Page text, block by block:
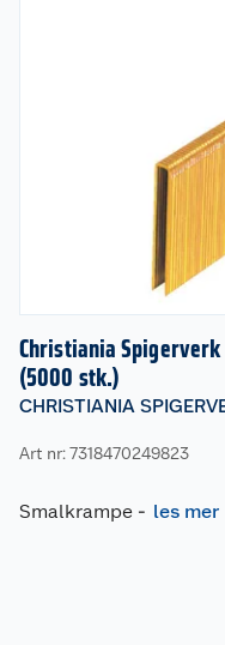
Christiania Spigerverk
(5000 stk.)
CHRISTIANIA
Art nr: 7318470249823
Smalkrampe - les mer